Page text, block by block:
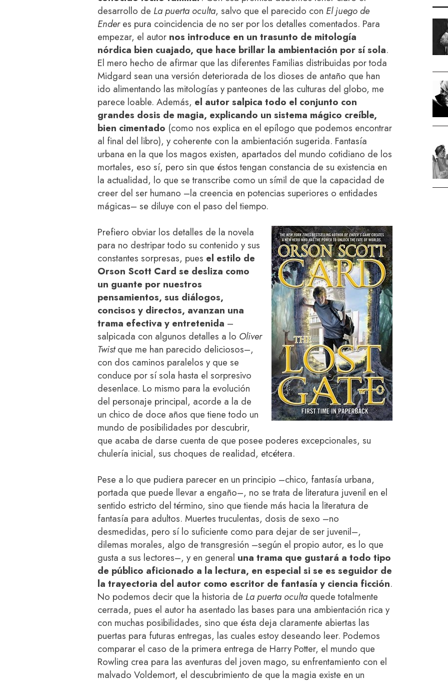
desarrollo de La puerta oculta, salvo que el parecido con El juego de
Enderes pura coincidencia de no ser por los detalles comentados. Para
empezar, el autor nos introduce en un trasunto de mitología
nórdica bien cuajado, que hace brillar la ambientación por sí sola.
El mero hecho de afirmar que las diferentes Familias distribuidas por toda
Midgard sean una versión deteriorada de los dioses de antaño que han
ido alimentando las mitologías y panteones de las culturas del globo, me
parece loable. Además, el autor salpica todo el conjunto con
grandes dosis de magia, explicando un sistema mágico creíble,
bien cimentado (como nos explica en el epílogo que podemos encontrar
al final del libro), y coherente con la ambientación sugerida. Fantasía
urbana en la que los magos existen, apartados del mundo cotidiano de los
mortales, eso sí, pero sin que éstos tengan constancia de su existencia en
la actualidad, lo que se transcribe como un símil de que la capacidad de
creer del ser humano –la creencia en potencias superiores o entidades
mágicas– se diluye con el paso del tiempo.
Prefiero obviar los detalles de la novela
para no destripar todo su contenido y sus
constantes sorpresas, pues el estilo de
Orson Scott Card se desliza como
un guante por nuestros
pensamientos, sus diálogos,
concisos y directos, avanzan una
trama efectiva y entretenida –
salpicada con algunos detalles a lo Oliver
Twistque me han parecido deliciosos–,
con dos caminos paralelos y que se
conduce por sí sola hasta el sorpresivo
desenlace. Lo mismo para la evolución
del personaje principal, acorde a la de
un chico de doce años que tiene todo un
mundo de posibilidades por descubrir,
que acaba de darse cuenta de que posee poderes excepcionales, su
chulería inicial, sus choques de realidad, etcétera.
Pese a lo que pudiera parecer en un principio –chico, fantasía urbana,
portada que puede llevar a engaño–, no se trata de literatura juvenil en el
sentido estricto del término, sino que tiende más hacia la literatura de
fantasía para adultos. Muertes truculentas, dosis de sexo –no
desmedidas, pero sí lo suficiente como para dejar de ser juvenil–,
dilemas morales, algo de transgresión –según el propio autor, es lo que
gusta a sus lectores–, y en general una trama que gustará a todo tipo
de público aficionado a la lectura, en especial si se es seguidor de
la trayectoria del autor como escritor de fantasía y ciencia ficción.
No podemos decir que la historia de La puerta oculta quede totalmente
cerrada, pues el autor ha asentado las bases para una ambientación rica y
con muchas posibilidades, sino que ésta deja claramente abiertas las
puertas para futuras entregas, las cuales estoy deseando leer. Podemos
comparar el caso de la primera entrega de Harry Potter, el mundo que
Rowling crea para las aventuras del joven mago, su enfrentamiento con el
malvado Voldemort, el descubrimiento de que la magia existe en un